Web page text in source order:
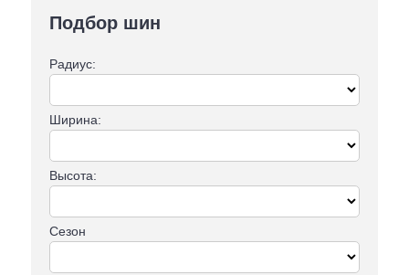
Подбор шин
Радиус:
Ширина:
Высота:
Сезон